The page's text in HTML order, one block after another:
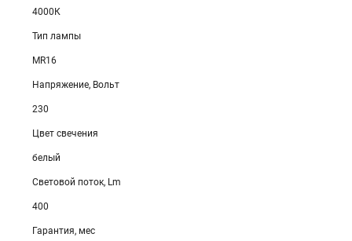
4000К
Тип лампы
MR16
Напряжение, Вольт
230
Цвет свечения
белый
Световой поток, Lm
400
Гарантия, мес